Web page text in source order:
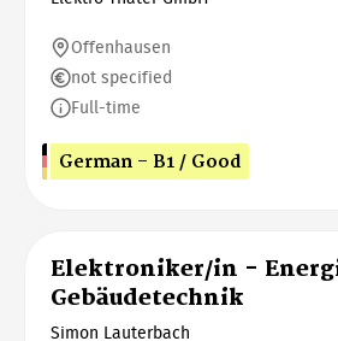
Offenhausen
not specified
Full-time
German - B1 / Good
Elektroniker/in -
Gebäudetechnik
Simon Lauterbach